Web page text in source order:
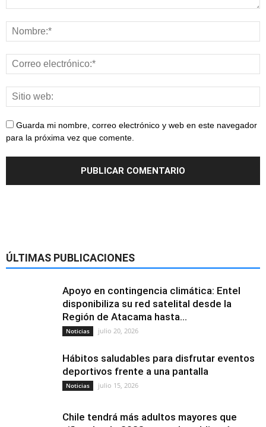
Guarda mi nombre, correo electrónico y web en este navegador
para la próxima vez que comente.
ÚLTIMAS PUBLICACIONES
Apoyo en contingencia climática: Entel
disponibiliza su red satelital desde la
Región de Atacama hasta...
Noticias julio 20, 2026
Hábitos saludables para disfrutar eventos
deportivos frente a una pantalla
Noticias julio 15, 2026
Chile tendrá más adultos mayores que